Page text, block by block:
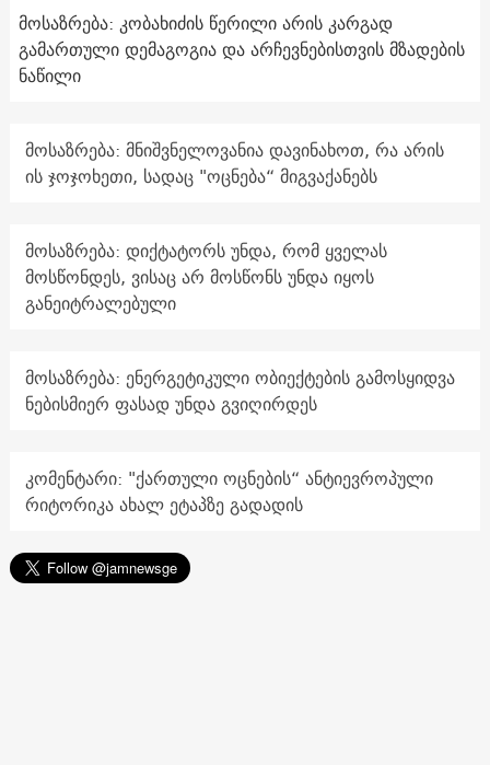
მოსაზრება: კობახიძის წერილი არის კარგად
გამართული დემაგოგია და არჩევნებისთვის მზადების
ნაწილი
მოსაზრება: მნიშვნელოვანია დავინახოთ, რა არის
ის ჯოჯოხეთი, სადაც "ოცნება“ მიგვაქანებს
მოსაზრება: დიქტატორს უნდა, რომ ყველას
მოსწონდეს, ვისაც არ მოსწონს უნდა იყოს
განეიტრალებული
მოსაზრება: ენერგეტიკული ობიექტების გამოსყიდვა
ნებისმიერ ფასად უნდა გვიღირდეს
კომენტარი: "ქართული ოცნების“ ანტიევროპული
რიტორიკა ახალ ეტაპზე გადადის